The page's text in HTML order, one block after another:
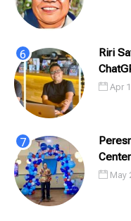
Riri
Apr
Cipta
May